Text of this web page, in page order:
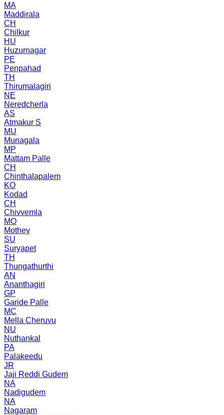
MA
Maddirala
CH
Chilkur
HU
Huzurnagar
PE
Penpahad
TH
Thirumalagiri
NE
Neredcherla
AS
Atmakur S
MU
Munagala
MP
Mattam Palle
CH
Chinthalapalem
KO
Kodad
CH
Chivvemla
MO
Mothey
SU
Suryapet
TH
Thungathurthi
AN
Ananthagiri
GP
Garide Palle
MC
Mella Cheruvu
NU
Nuthankal
PA
Palakeedu
JR
Jaji Reddi Gudem
NA
Nadigudem
NA
Nagaram